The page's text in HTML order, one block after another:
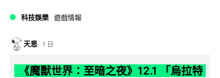
科技娛樂 遊戲情報
天恩 1 日
《魔獸世界：至暗之夜》12.1 「烏拉特